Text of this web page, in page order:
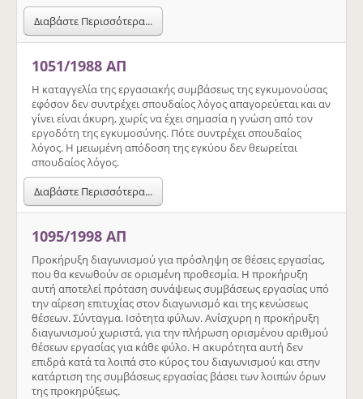
Διαβάστε Περισσότερα...
1051/1988 ΑΠ
Η καταγγελία της εργασιακής συμβάσεως της εγκυμονούσας
εφόσον δεν συντρέχει σπουδαίος λόγος απαγορεύεται και αν
γίνει είναι άκυρη, χωρίς να έχει σημασία η γνώση από τον
εργοδότη της εγκυμοσύνης. Πότε συντρέχει σπουδαίος
λόγος. Η μειωμένη απόδοση της εγκύου δεν θεωρείται
σπουδαίος λόγος.
Διαβάστε Περισσότερα...
1095/1998 ΑΠ
Προκήρυξη διαγωνισμού για πρόσληψη σε θέσεις εργασίας,
που θα κενωθούν σε ορισμένη προθεσμία. Η προκήρυξη
αυτή αποτελεί πρόταση συνάψεως συμβάσεως εργασίας υπό
την αίρεση επιτυχίας στον διαγωνισμό και της κενώσεως
θέσεων. Σύνταγμα. Ισότητα φύλων. Ανίσχυρη η προκήρυξη
διαγωνισμού χωριστά, για την πλήρωση ορισμένου αριθμού
θέσεων εργασίας για κάθε φύλο. Η ακυρότητα αυτή δεν
επιδρά κατά τα λοιπά στο κύρος του διαγωνισμού και στην
κατάρτιση της συμβάσεως εργασίας βάσει των λοιπών όρων
της προκηρύξεως.